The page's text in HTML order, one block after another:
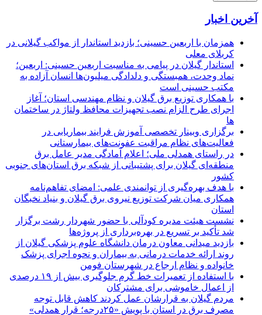
آخرین اخبار
همزمان با اربعین حسینی؛ بازدید استاندار از مواکب گیلانی در
کربلای معلی
استاندار گیلان در پیامی به مناسبت اربعین حسینی: اربعین؛
نماد وحدت، همبستگی و دلدادگی میلیون‌ها انسان آزاده به
مکتب حسینی است
با همکاری توزیع برق گیلان و نظام مهندسی استان؛ آغاز
اجرای طرح الزام نصب تجهیزات محافظ ولتاژ در ساختمان
ها
برگزاری وبینار تخصصی آموزش فرایند بیماریابی در
فعالیت‌های نظام مراقبت عفونت‌های بیمارستانی
در راستای همدلی ملی؛ اعلام آمادگی مدیر عامل برق
منطقه‌ای گیلان برای پشتیبانی از شبكه برق استان‌های جنوبی
كشور
با هدف بهره‌گیری از توانمندی علمی: امضای تفاهم‌نامه
همكاری میان شركت توزیع نیروی برق گیلان و بنیاد نخبگان
استان
نشست هیئت مدیره کودآلی با حضور شهردار رشت برگزار
شد تأکید بر تسریع در بهره‌برداری از پروژه‌ها
بازدید میدانی معاون درمان دانشگاه علوم پزشکی گیلان از
روند ارائه خدمات درمانی به بیماران و نحوه اجرای پزشک
خانواده و نظام ارجاع در شهرستان فومن
با استفاده از تعمیرات خط گرم جلوگیری بیش از ۱۹ درصدی
از اعمال خاموشی برای مشتركان
مردم گیلان به قرارشان عمل کردند كاهش قابل توجه
مصرف برق در استان با پویش «۲۵درجه؛ قرار همدلی»